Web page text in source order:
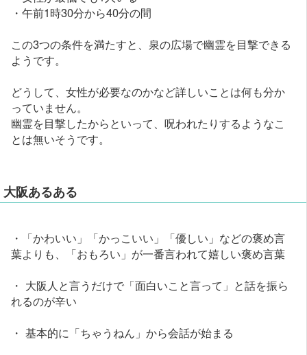
・午前1時30分から40分の間
この3つの条件を満たすと、泉の広場で幽霊を目撃できる
ようです。
どうして、女性が必要なのかなど詳しいことは何も分か
っていません。
幽霊を目撃したからといって、呪われたりするようなこ
とは無いそうです。
大阪あるある
・「かわいい」「かっこいい」「優しい」などの褒め言
葉よりも、「おもろい」が一番言われて嬉しい褒め言葉
・ 大阪人と言うだけで「面白いこと言って」と話を振ら
れるのが辛い
・ 基本的に「ちゃうねん」から会話が始まる